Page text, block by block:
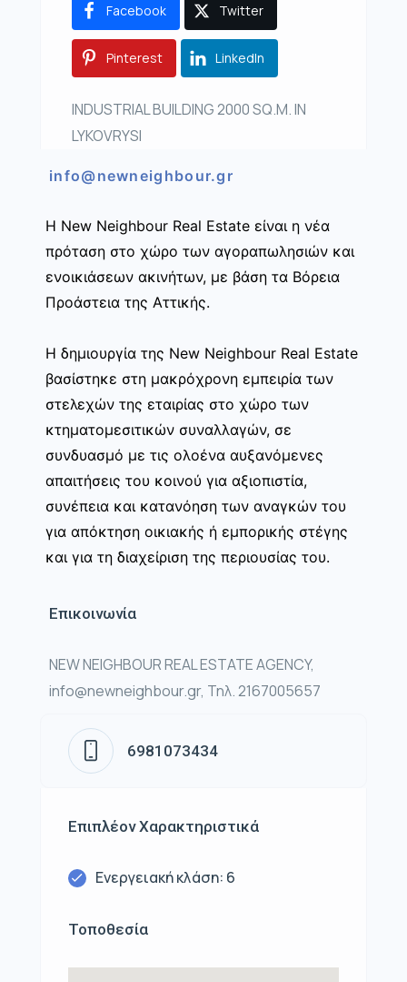
Facebook Twitter
Pinterest LinkedIn
INDUSTRIAL BUILDING 2000 SQ.M. IN
LYKOVRYSI
info@newneighbour.gr
Η New Neighbour Real Estate είναι η νέα
πρόταση στο χώρο των αγοραπωλησιών και
ενοικιάσεων ακινήτων, με βάση τα Βόρεια
Προάστεια της Αττικής.
Η δημιουργία της New Neighbour Real Estate
βασίστηκε στη μακρόχρονη εμπειρία των
στελεχών της εταιρίας στο χώρο των
κτηματομεσιτικών συναλλαγών, σε
συνδυασμό με τις ολοένα αυξανόμενες
απαιτήσεις του κοινού για αξιοπιστία,
συνέπεια και κατανόηση των αναγκών του
για απόκτηση οικιακής ή εμπορικής στέγης
και για τη διαχείριση της περιουσίας του.
Επικοινωνία
NEW NEIGHBOUR REAL ESTATE AGENCY,
info@newneighbour.gr, Τηλ. 2167005657
6981073434
Επιπλέον Χαρακτηριστικά
Ενεργειακή κλάση: 6
Τοποθεσία